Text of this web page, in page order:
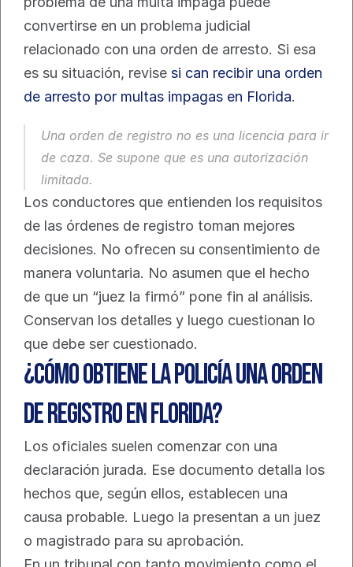
convertirse en un problema judicial
relacionado con una orden de arresto. Si esa
es su situación, revise si can recibir una orden
de arresto por multas impagas en Florida.
Una orden de registro no es una licencia para ir
de caza. Se supone que es una autorización
limitada.
Los conductores que entienden los requisitos
de las órdenes de registro toman mejores
decisiones. No ofrecen su consentimiento de
manera voluntaria. No asumen que el hecho
de que un “juez la firmó” pone fin al análisis.
Conservan los detalles y luego cuestionan lo
que debe ser cuestionado.
¿Cómo obtiene la policía una orden
de registro en Florida?
Los oficiales suelen comenzar con una
declaración jurada. Ese documento detalla los
hechos que, según ellos, establecen una
causa probable. Luego la presentan a un juez
o magistrado para su aprobación.